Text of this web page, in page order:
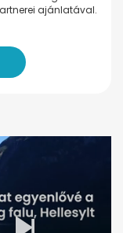
ajánlatával.